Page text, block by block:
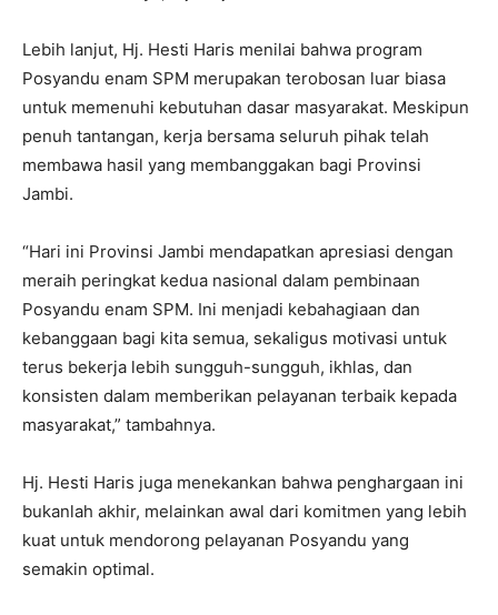
Lebih lanjut, Hj. Hesti Haris menilai bahwa program
Posyandu enam SPM merupakan terobosan luar biasa
untuk memenuhi kebutuhan dasar masyarakat. Meskipun
penuh tantangan, kerja bersama seluruh pihak telah
membawa hasil yang membanggakan bagi Provinsi
Jambi.
“Hari ini Provinsi Jambi mendapatkan apresiasi dengan
meraih peringkat kedua nasional dalam pembinaan
Posyandu enam SPM. Ini menjadi kebahagiaan dan
kebanggaan bagi kita semua, sekaligus motivasi untuk
terus bekerja lebih sungguh-sungguh, ikhlas, dan
konsisten dalam memberikan pelayanan terbaik kepada
masyarakat,” tambahnya.
Hj. Hesti Haris juga menekankan bahwa penghargaan ini
bukanlah akhir, melainkan awal dari komitmen yang lebih
kuat untuk mendorong pelayanan Posyandu yang
semakin optimal.